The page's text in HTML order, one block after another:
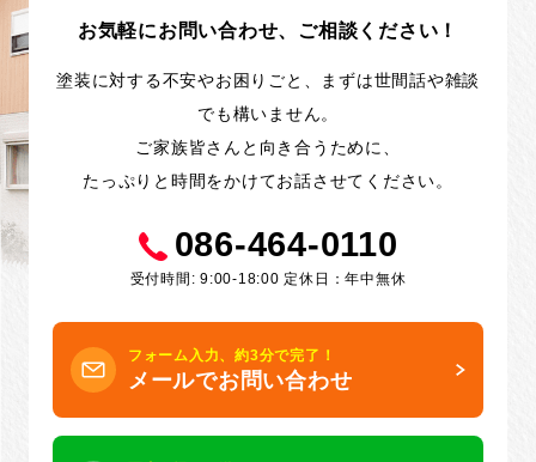
お気軽にお問い合わせ、ご相談ください！
塗装に対する不安やお困りごと、まずは世間話や雑談
でも構いません。
ご家族皆さんと向き合うために、
たっぷりと時間をかけてお話させてください。
086-464-0110
受付時間: 9:00-18:00 定休日：年中無休
フォーム入力、約3分で完了！
メールでお問い合わせ